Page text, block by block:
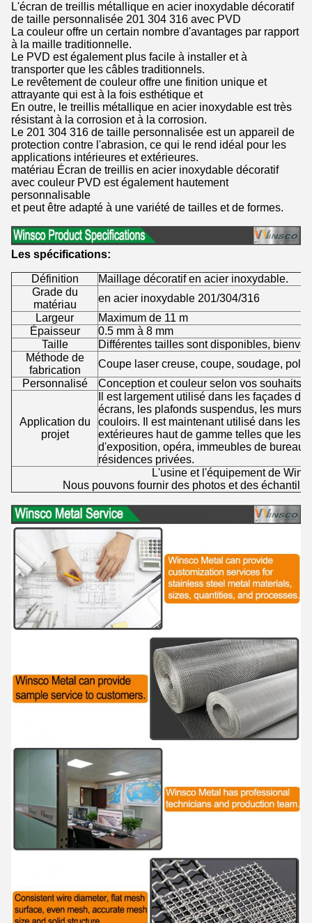
L'écran de treillis métallique en acier inoxydable décoratif
de taille personnalisée 201 304 316 avec PVD
La couleur offre un certain nombre d'avantages par rapport
à la maille traditionnelle.
Le PVD est également plus facile à installer et à
transporter que les câbles traditionnels.
Le revêtement de couleur offre une finition unique et
attrayante qui est à la fois esthétique et
En outre, le treillis métallique en acier inoxydable est très
résistant à la corrosion et à la corrosion.
Le 201 304 316 de taille personnalisée est un appareil de
protection contre l'abrasion, ce qui le rend idéal pour les
applications intérieures et extérieures.
matériau Écran de treillis en acier inoxydable décoratif
avec couleur PVD est également hautement
personnalisable
et peut être adapté à une variété de tailles et de formes.
Les spécifications:
Définition
Maillage décoratif en acier inoxydable.
Grade du
matériau
en acier inoxydable 201/304/316
Largeur
Maximum de 11 m
Épaisseur
0.5 mm à 8 mm
Taille
Différentes tailles sont disponibles,
Méthode de
fabrication
Coupe laser creuse, coupe, soudage,
Personnalisé
Conception et couleur selon vos souhaits
Application du
projet
Il est largement utilisé dans les façades
écrans, les plafonds suspendus, les murs,
couloirs. Il est maintenant utilisé dans les
extérieures haut de gamme telles que les
d'exposition, opéra, immeubles de
résidences privées.
L'usine et l'équipement de
Nous pouvons fournir des photos et des